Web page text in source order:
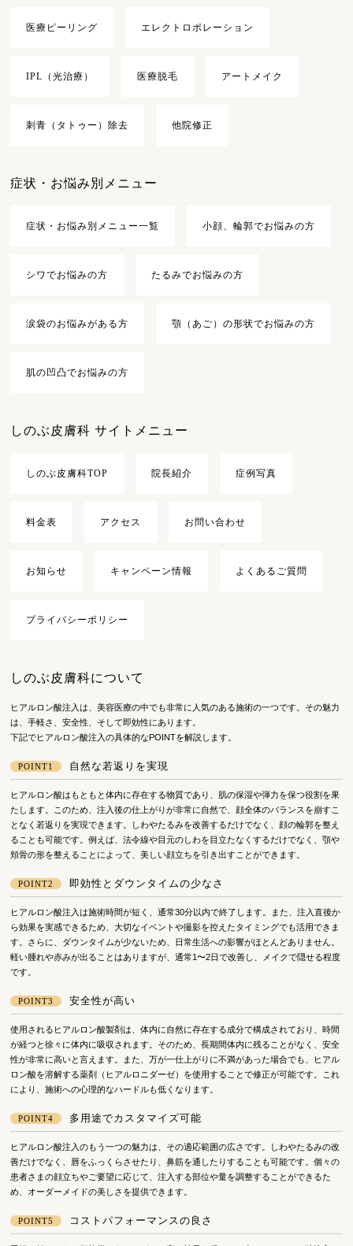
医療ピーリング エレクトロポレーション
IPL（光治療） 医療脱毛 アートメイク
刺青（タトゥー）除去 他院修正
症状・お悩み別メニュー
症状・お悩み別メニュー一覧 小顔、輪郭でお悩みの方
シワでお悩みの方 たるみでお悩みの方
涙袋のお悩みがある方 顎（あご）の形状でお悩みの方
肌の凹凸でお悩みの方
しのぶ皮膚科 サイトメニュー
しのぶ皮膚科TOP 院長紹介 症例写真
料金表 アクセス お問い合わせ
お知らせ キャンペーン情報 よくあるご質問
プライバシーポリシー
しのぶ皮膚科について
ヒアルロン酸注入は、美容医療の中でも非常に人気のある施術の一つです。その魅力
は、手軽さ、安全性、そして即効性にあります。
下記でヒアルロン酸注入の具体的なPOINTを解説します。
POINT1 自然な若返りを実現
ヒアルロン酸はもともと体内に存在する物質であり、肌の保湿や弾力を保つ役割を果
たします。このため、注入後の仕上がりが非常に自然で、顔全体のバランスを崩すこ
となく若返りを実現できます。しわやたるみを改善するだけでなく、顔の輪郭を整え
ることも可能です。例えば、法令線や目元のしわを目立たなくするだけでなく、顎や
頬骨の形を整えることによって、美しい顔立ちを引き出すことができます。
POINT2 即効性とダウンタイムの少なさ
ヒアルロン酸注入は施術時間が短く、通常30分以内で終了します。また、注入直後か
ら効果を実感できるため、大切なイベントや撮影を控えたタイミングでも活用できま
す。さらに、ダウンタイムが少ないため、日常生活への影響がほとんどありません。
軽い腫れや赤みが出ることはありますが、通常1〜2日で改善し、メイクで隠せる程度
です。
POINT3 安全性が高い
使用されるヒアルロン酸製剤は、体内に自然に存在する成分で構成されており、時間
が経つと徐々に体内に吸収されます。そのため、長期間体内に残ることがなく、安全
性が非常に高いと言えます。また、万が一仕上がりに不満があった場合でも、ヒアル
ロン酸を溶解する薬剤（ヒアルロニダーゼ）を使用することで修正が可能です。これ
により、施術への心理的なハードルも低くなります。
POINT4 多用途でカスタマイズ可能
ヒアルロン酸注入のもう一つの魅力は、その適応範囲の広さです。しわやたるみの改
善だけでなく、唇をふっくらさせたり、鼻筋を通したりすることも可能です。個々の
患者さまの顔立ちやご要望に応じて、注入する部位や量を調整することができるた
め、オーダーメイドの美しさを提供できます。
POINT5 コストパフォーマンスの良さ